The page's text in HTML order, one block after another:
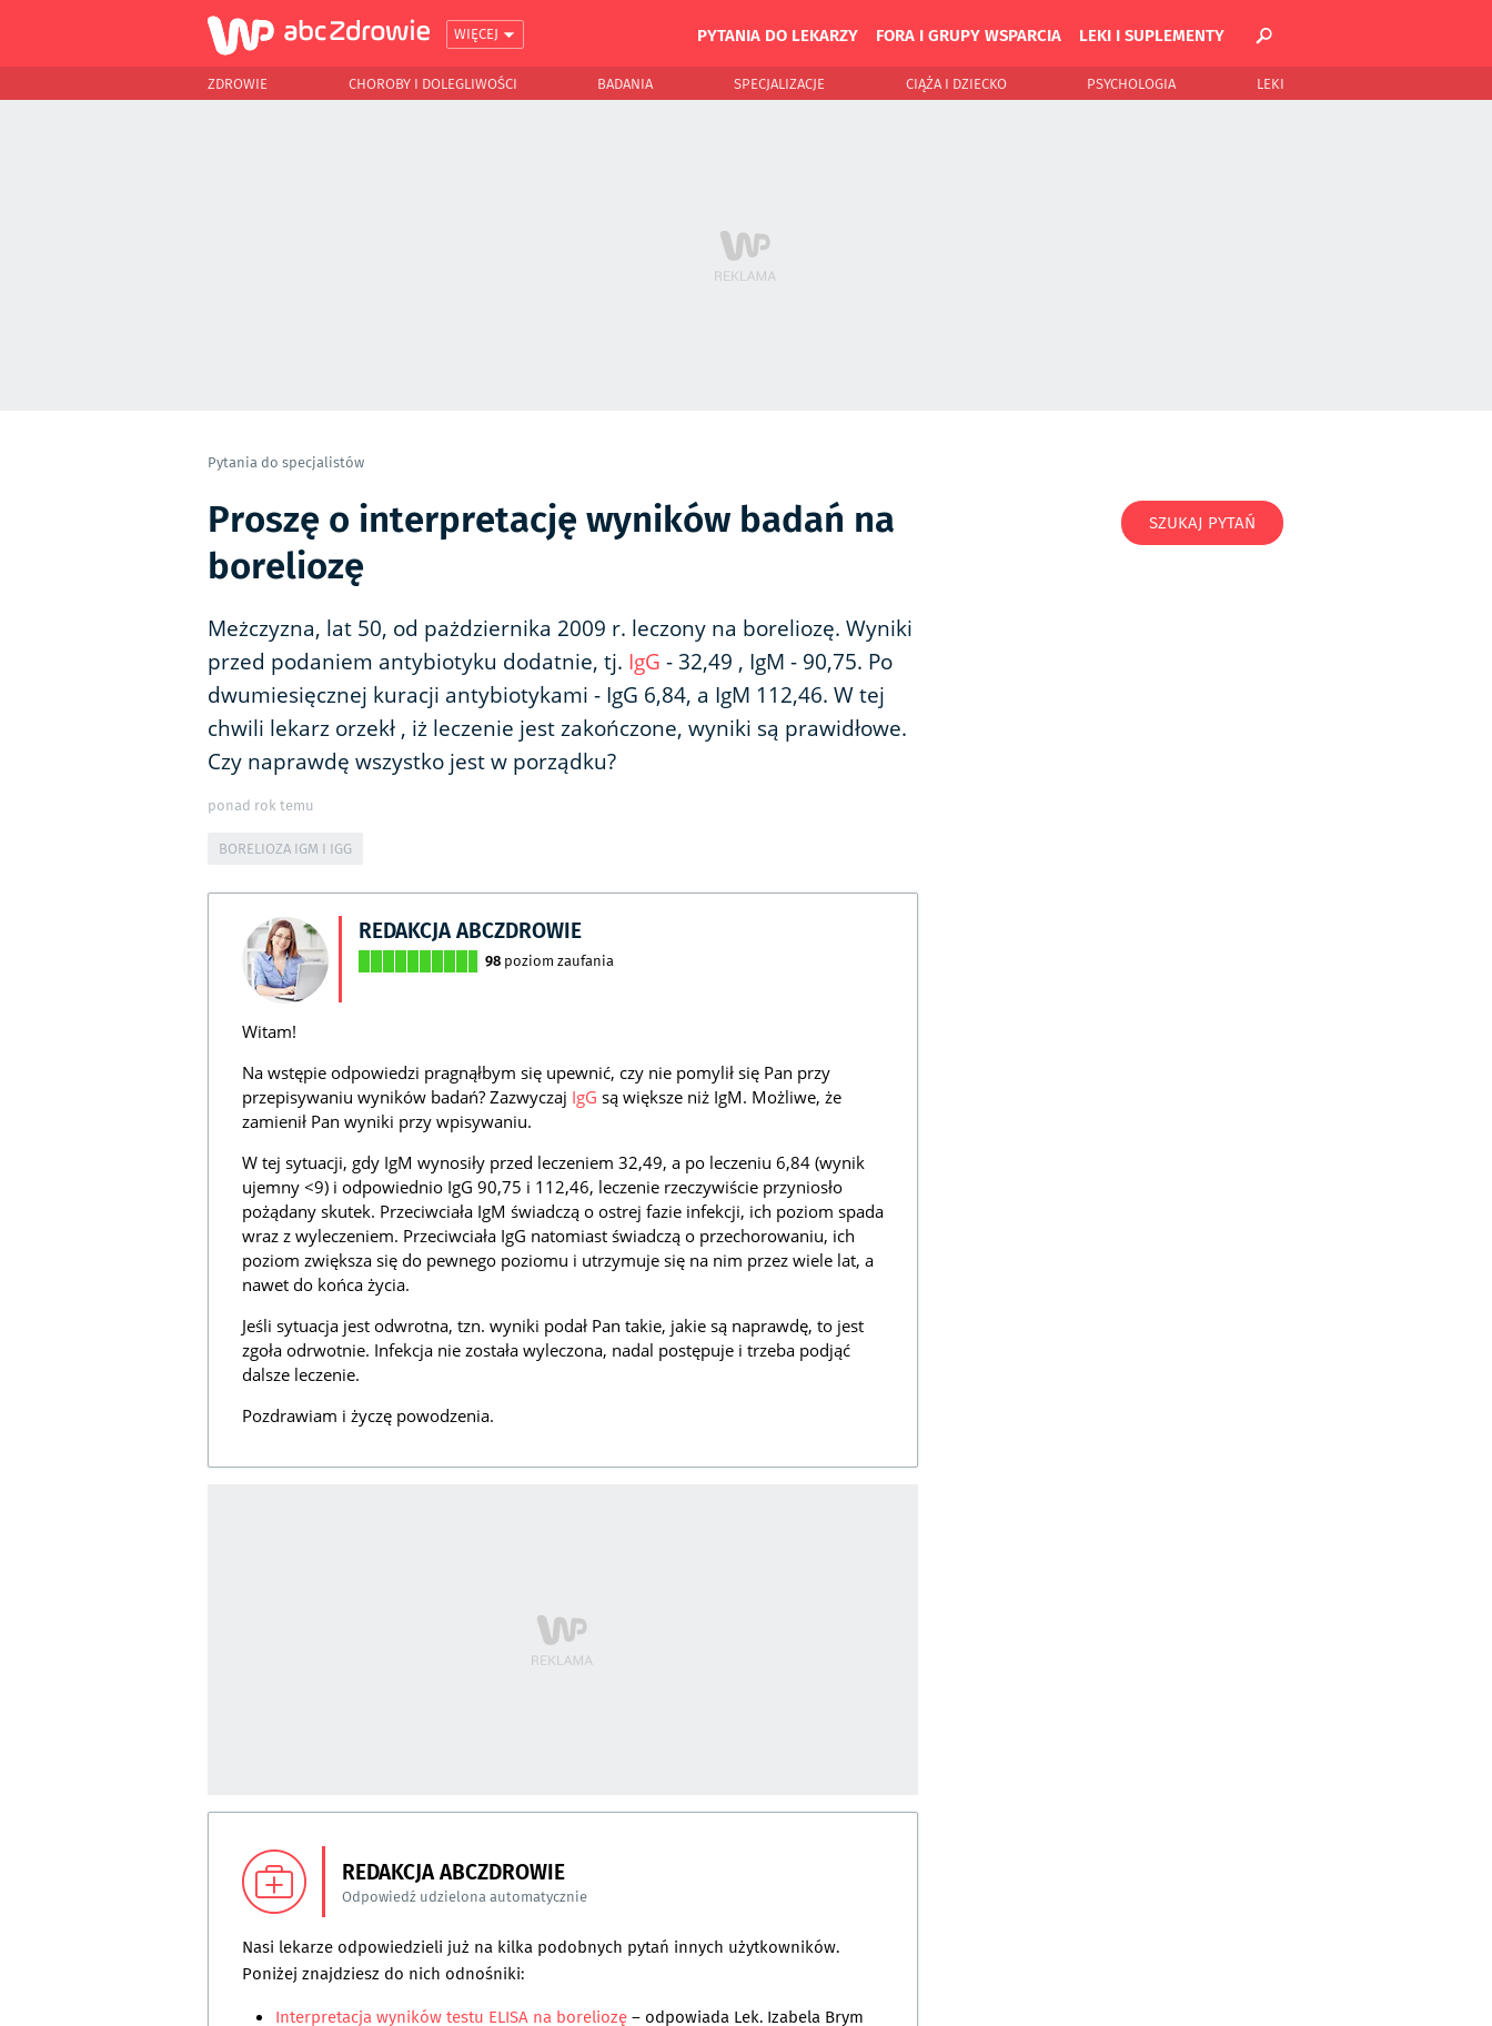
WIĘCEJ PYTANIA DO LEKARZY FORA I GRUPY WSPARCIA LEKI I SUPLEMENTY
ZDROWIE CHOROBY I DOLEGLIWOŚCI BADANIA SPECJALIZACJE CIĄŻA I DZIECKO PSYCHOLOGIA LEKI
Pytania do specjalistów
Proszę o interpretację wyników badań na
boreliozę
Meżczyzna, lat 50, od pażdziernika 2009 r. leczony na boreliozę. Wyniki
przed podaniem antybiotyku dodatnie, tj. IgG - 32,49 , IgM - 90,75. Po
dwumiesięcznej kuracji antybiotykami - IgG 6,84, a IgM 112,46. W tej
chwili lekarz orzekł , iż leczenie jest zakończone, wyniki są prawidłowe.
Czy naprawdę wszystko jest w porządku?
ponad rok temu
BORELIOZA IGM I IGG
REDAKCJA ABCZDROWIE
98 poziom zaufania
Witam!
Na wstępie odpowiedzi pragnąłbym się upewnić, czy nie pomylił się Pan przy
przepisywaniu wyników badań? Zazwyczaj IgG są większe niż IgM. Możliwe, że
zamienił Pan wyniki przy wpisywaniu.
W tej sytuacji, gdy IgM wynosiły przed leczeniem 32,49, a po leczeniu 6,84 (wynik
ujemny <9) i odpowiednio IgG 90,75 i 112,46, leczenie rzeczywiście przyniosło
pożądany skutek. Przeciwciała IgM świadczą o ostrej fazie infekcji, ich poziom spada
wraz z wyleczeniem. Przeciwciała IgG natomiast świadczą o przechorowaniu, ich
poziom zwiększa się do pewnego poziomu i utrzymuje się na nim przez wiele lat, a
nawet do końca życia.
Jeśli sytuacja jest odwrotna, tzn. wyniki podał Pan takie, jakie są naprawdę, to jest
zgoła odrwotnie. Infekcja nie została wyleczona, nadal postępuje i trzeba podjąć
dalsze leczenie.
Pozdrawiam i życzę powodzenia.
REDAKCJA ABCZDROWIE
Odpowiedź udzielona automatycznie
Nasi lekarze odpowiedzieli już na kilka podobnych pytań innych użytkowników.
Poniżej znajdziesz do nich odnośniki:
Interpretacja wyników testu ELISA na boreliozę– odpowiada Lek. Izabela Brym
SZUKAJ PYTAŃ